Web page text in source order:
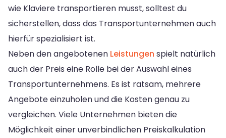
wie Klaviere transportieren musst, solltest du
sicherstellen, dass das Transportunternehmen auch
hierfür spezialisiert ist.
Neben den angebotenen Leistungen spielt natürlich
auch der Preis eine Rolle bei der Auswahl eines
Transportunternehmens. Es ist ratsam, mehrere
Angebote einzuholen und die Kosten genau zu
vergleichen. Viele Unternehmen bieten die
Möglichkeit einer unverbindlichen Preiskalkulation